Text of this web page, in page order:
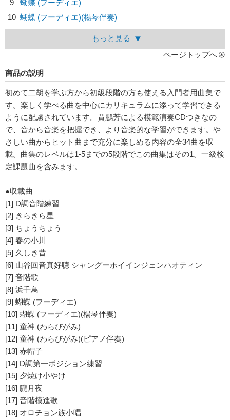
9
蝴蝶 (フーディエ)
10 蝴蝶 (フーディエ)(楊琴伴奏)
もっと見る
ページトップへ
商品の説明
初めて二胡を学ぶ方から初級段階の方も使える入門者用曲集で
す。楽しく学べる曲を中心にカリキュラムに添って学習できる
ように配慮されています。賈鵬芳による模範演奏CDつきなの
で、音から音楽を把握でき、より音楽的な学習ができます。や
さしい曲からヒット曲まで充分に楽しめる内容の全34曲を収
載。曲集のレベルは1-5までの5段階でこの曲集はその1。一級検
定課題曲を含みます。
●収載曲
[1] D調音階練習
[2] きらきら星
[3] ちょうちょう
[4] 春の小川
[5] 久しき昔
[6] 山谷回音真好聴 シャングーホイインジェンハオティン
[7] 音階歌
[8] 浜千鳥
[9] 蝴蝶 (フーディエ)
[10] 蝴蝶 (フーディエ)(楊琴伴奏)
[11] 童神 (わらびがみ)
[12] 童神 (わらびがみ)(ピアノ伴奏)
[13] 赤帽子
[14] D調第一ポジション練習
[15] 夕焼け小やけ
[16] 朧月夜
[17] 音階模進歌
[18] オロチョン族小唱